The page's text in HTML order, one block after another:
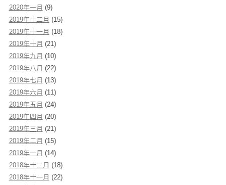
2020年一月 (9)
2019年十二月 (15)
2019年十一月 (18)
2019年十月 (21)
2019年九月 (10)
2019年八月 (22)
2019年七月 (13)
2019年六月 (11)
2019年五月 (24)
2019年四月 (20)
2019年三月 (21)
2019年二月 (15)
2019年一月 (14)
2018年十二月 (18)
2018年十一月 (22)